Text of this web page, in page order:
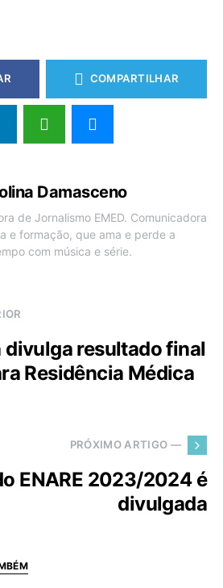
COMPARTILHAR
Damasceno
de Jornalismo EMED. Comunicadora
e formação, que ama e perde a
com música e série.
resultado final
Residência Médica
PRÓXIMO ARTIGO —
ENARE 2023/2024 é
divulgada